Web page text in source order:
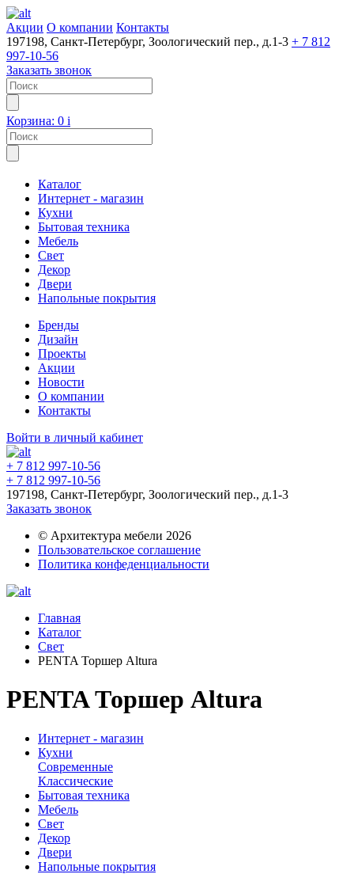
Акции О компании Контакты
197198, Санкт-Петербург, Зоологический пер., д.1-3 + 7 812
997-10-56
Заказать звонок
Корзина: 0 i
Каталог
Интернет - магазин
Кухни
Бытовая техника
Мебель
Свет
Декор
Двери
Напольные покрытия
Бренды
Дизайн
Проекты
Акции
Новости
О компании
Контакты
Войти в личный кабинет
+ 7 812 997-10-56
+ 7 812 997-10-56
197198, Санкт-Петербург, Зоологический пер., д.1-3
Заказать звонок
© Архитектура мебели 2026
Пользовательское соглашение
Политика конфеденциальности
Главная
Каталог
Свет
PENTA Торшер Altura
PENTA Торшер Altura
Интернет - магазин
Кухни
Современные
Классические
Бытовая техника
Мебель
Свет
Декор
Двери
Напольные покрытия